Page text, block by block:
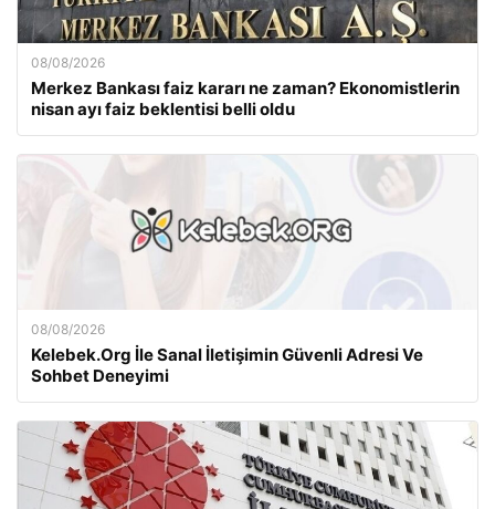
08/08/2026
Merkez Bankası faiz kararı ne zaman? Ekonomistlerin
nisan ayı faiz beklentisi belli oldu
08/08/2026
Kelebek.Org İle Sanal İletişimin Güvenli Adresi Ve
Sohbet Deneyimi